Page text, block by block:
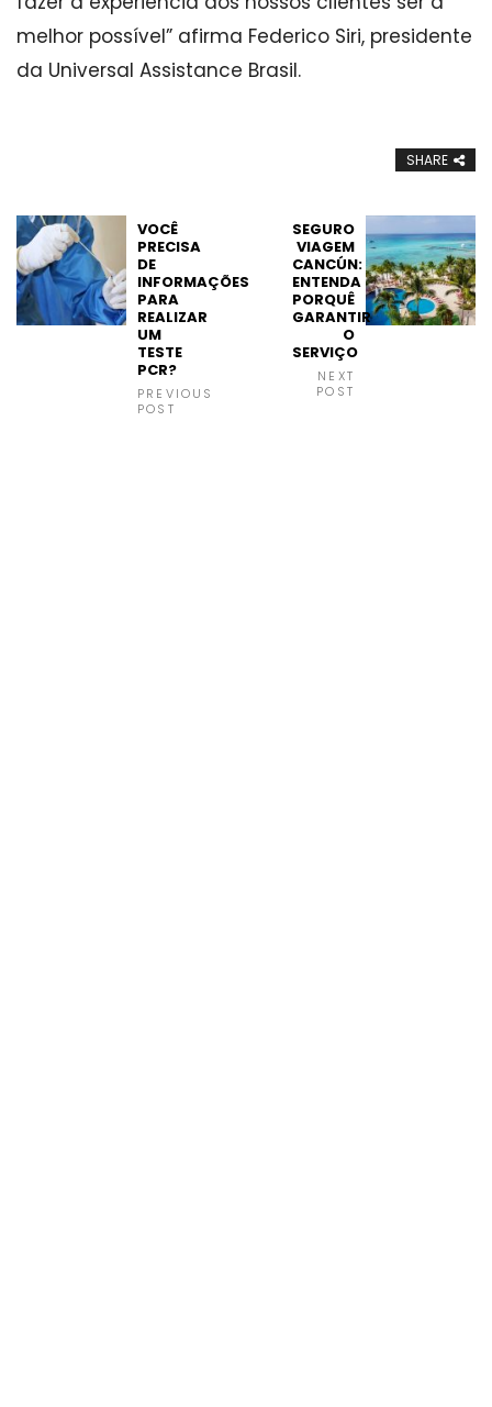
melhor possível” afirma Federico Siri, presidente
da Universal Assistance Brasil.
SHARE
VOCÊ
PRECISA
DE
INFORMAÇÕES
PARA
REALIZAR
UM
TESTE
PCR?
PREVIOUS
POST
SEGURO
VIAGEM
CANCÚN:
ENTENDA
PORQUÊ
GARANTIR
O
SERVIÇO
NEXT
POST